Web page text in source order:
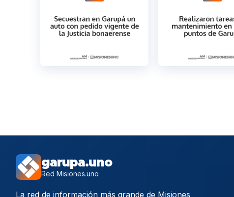
garupa.uno
Red Misiones.uno
La red de información más grande de Misiones